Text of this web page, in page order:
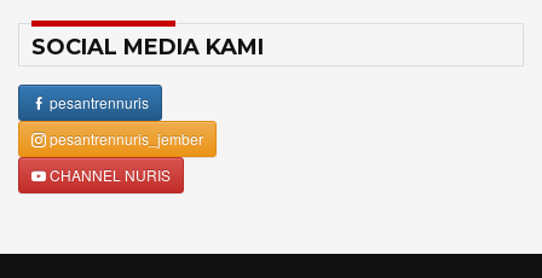
SOCIAL MEDIA KAMI
pesantrennuris
pesantrennuris_jember
CHANNEL NURIS